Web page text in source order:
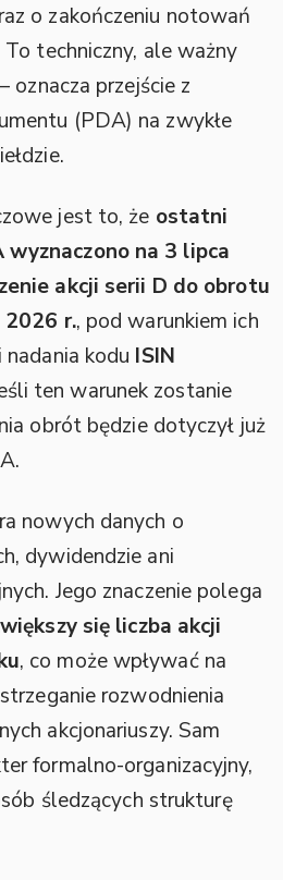
o zakończeniu notowań
techniczny, ale ważny
przejście z
(PDA) na zwykłe
jest to, że ostatni
na 3 lipca
akcji serii D do obrotu
2026 r., pod warunkiem ich
kodu ISIN
ten warunek zostanie
obrót będzie dotyczył już
nowych danych o
dywidendzie ani
Jego znaczenie polega
się liczba akcji
, co może wpływać na
rozwodnienia
akcjonariuszy. Sam
formalno-organizacyjny,
śledzących strukturę